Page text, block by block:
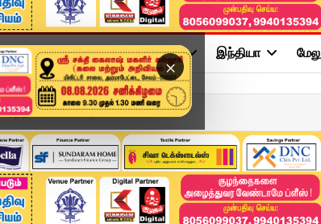
×
அரசியல் விளையாட்டு இந்தியா
காவலர் ...